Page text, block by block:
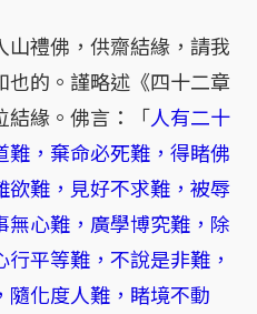
禮佛，供齋結緣，請我
也的。謹略述《四十二章
結緣。佛言：「人有二十
，棄命必死難，得睹佛
難，見好不求難，被辱
心難，廣學博究難，除
平等難，不說是非難，
隨化度人難，睹境不動